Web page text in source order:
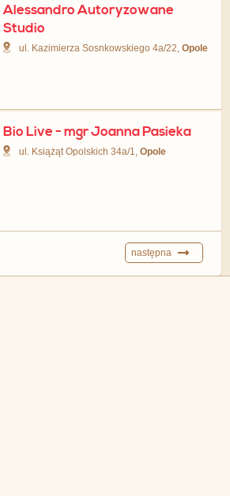
Alessandro Autoryzowane
Studio
ul. Kazimierza Sosnkowskiego 4a/22,Opole
Bio Live - mgr Joanna Pasieka
ul. Książąt Opolskich 34a/1,Opole
następna